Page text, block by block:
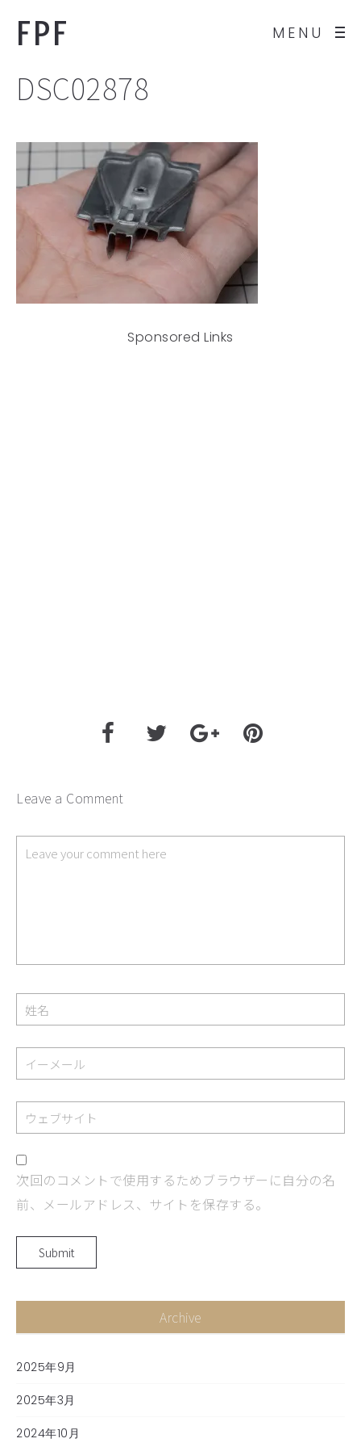
MENU
FPF
DSC02878
Sponsored Links
Leave a Comment
次回のコメントで使用するためブラウザーに自分の名
前、メールアドレス、サイトを保存する。
Archive
2025年9月
2025年3月
2024年10月